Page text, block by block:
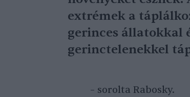
extrémek a
gerinces állatokkal
gerinctelenekkel
– sorolta Rabosky.